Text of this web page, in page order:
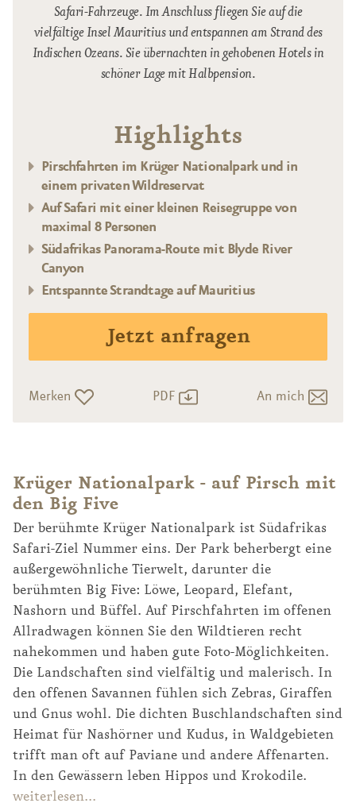
Safari-Fahrzeuge. Im Anschluss fliegen Sie auf die
vielfältige Insel Mauritius und entspannen am Strand des
Indischen Ozeans. Sie übernachten in gehobenen Hotels in
schöner Lage mit Halbpension.
Highlights
Pirschfahrten im Krüger Nationalpark und in
einem privaten Wildreservat
Auf Safari mit einer kleinen Reisegruppe von
maximal 8 Personen
Südafrikas Panorama-Route mit Blyde River
Canyon
Entspannte Strandtage auf Mauritius
Jetzt anfragen
Merken PDF An mich
Krüger Nationalpark - auf Pirsch mit
den Big Five
Der berühmte Krüger Nationalpark ist Südafrikas
Safari-Ziel Nummer eins. Der Park beherbergt eine
außergewöhnliche Tierwelt, darunter die
berühmten Big Five: Löwe, Leopard, Elefant,
Nashorn und Büffel. Auf Pirschfahrten im offenen
Allradwagen können Sie den Wildtieren recht
nahekommen und haben gute Foto-Möglichkeiten.
Die Landschaften sind vielfältig und malerisch. In
den offenen Savannen fühlen sich Zebras, Giraffen
und Gnus wohl. Die dichten Buschlandschaften sind
Heimat für Nashörner und Kudus, in Waldgebieten
trifft man oft auf Paviane und andere Affenarten.
In den Gewässern leben Hippos und Krokodile.
weiterlesen...